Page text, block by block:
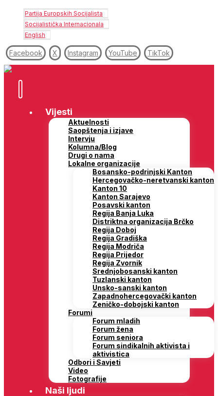
Partija Europskih Socijalista
Socijalistička Internacionala
English
Facebook X Instagram YouTube TikTok
Vijesti
Aktuelnosti
Saopštenja i izjave
Intervju
Kolumna/Blog
Drugi o nama
Lokalne organizacije
Bosansko-podrinjski Kanton
Hercegovačko-neretvanski kanton
Kanton 10
Kanton Sarajevo
Posavski kanton
Regija Banja Luka
Distriktna organizacija Brčko
Regija Doboj
Regija Gradiška
Regija Modriča
Regija Prijedor
Regija Zvornik
Srednjobosanski kanton
Tuzlanski kanton
Unsko-sanski kanton
Zapadnohercegovački kanton
Zeničko-dobojski kanton
Forumi
Forum mladih
Forum žena
Forum seniora
Forum sindikalnih aktivista i
aktivistica
Odbori i Savjeti
Video
Fotografije
Naši ljudi